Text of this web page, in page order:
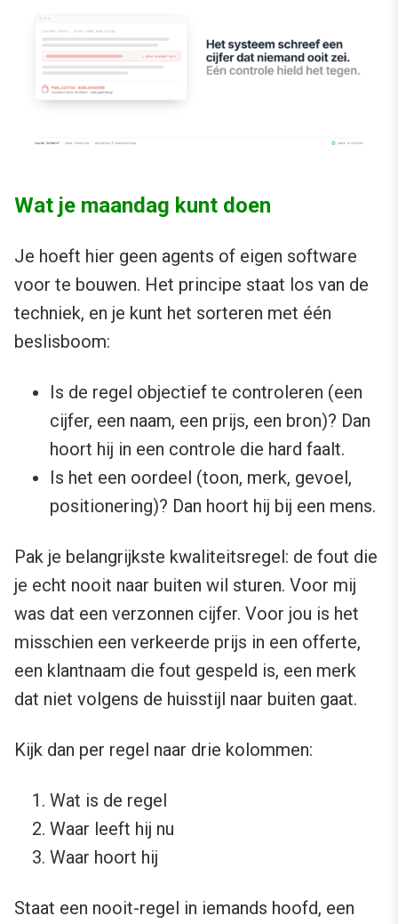
Wat je maandag kunt doen
Je hoeft hier geen agents of eigen software
voor te bouwen. Het principe staat los van de
techniek, en je kunt het sorteren met één
beslisboom:
Is de regel objectief te controleren (een
cijfer, een naam, een prijs, een bron)? Dan
hoort hij in een controle die hard faalt.
Is het een oordeel (toon, merk, gevoel,
positionering)? Dan hoort hij bij een mens.
Pak je belangrijkste kwaliteitsregel: de fout die
je echt nooit naar buiten wil sturen. Voor mij
was dat een verzonnen cijfer. Voor jou is het
misschien een verkeerde prijs in een offerte,
een klantnaam die fout gespeld is, een merk
dat niet volgens de huisstijl naar buiten gaat.
Kijk dan per regel naar drie kolommen:
Wat is de regel
Waar leeft hij nu
Waar hoort hij
Staat een nooit-regel in iemands hoofd, een